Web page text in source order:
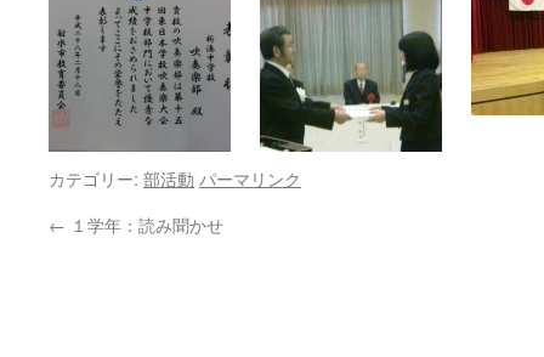
カテゴリー: 部活動 パーマリンク
← １学年：読み聞かせ